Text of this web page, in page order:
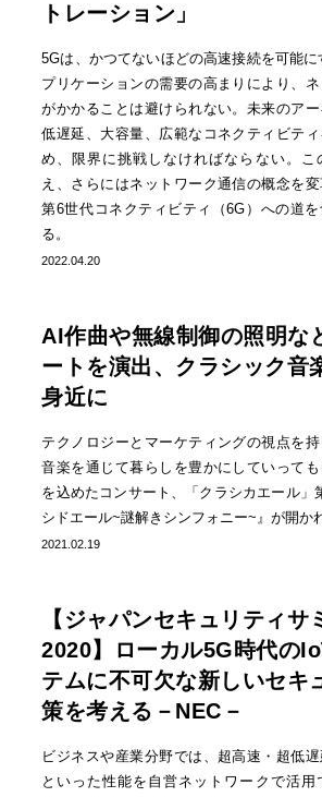
トレーション」
5Gは、かつてないほどの高速接続を可能
プリケーションの需要の高まりにより、
がかかることは避けられない。未来のア
低遅延、大容量、広範なコネクティビテ
め、限界に挑戦しなければならない。こ
え、さらにはネットワーク通信の概念を変
第6世代コネクティビティ（6G）への道
る。
2022.04.20
AI作曲や無線制御の照明な
ートを演出、クラシック音
身近に
テクノロジーとマーケティングの視点を
音楽を通じて暮らしを豊かにしていって
を込めたコンサート、「クラシカエール」
シドエール~謎解きシンフォニー~』が開か
2021.02.19
【ジャパンセキュリティサ
2020】ローカル5G時代の
テムに不可欠な新しいセキ
策を考える－NEC－
ビジネスや産業分野では、超高速・超低
といった性能を自営ネットワークで活用